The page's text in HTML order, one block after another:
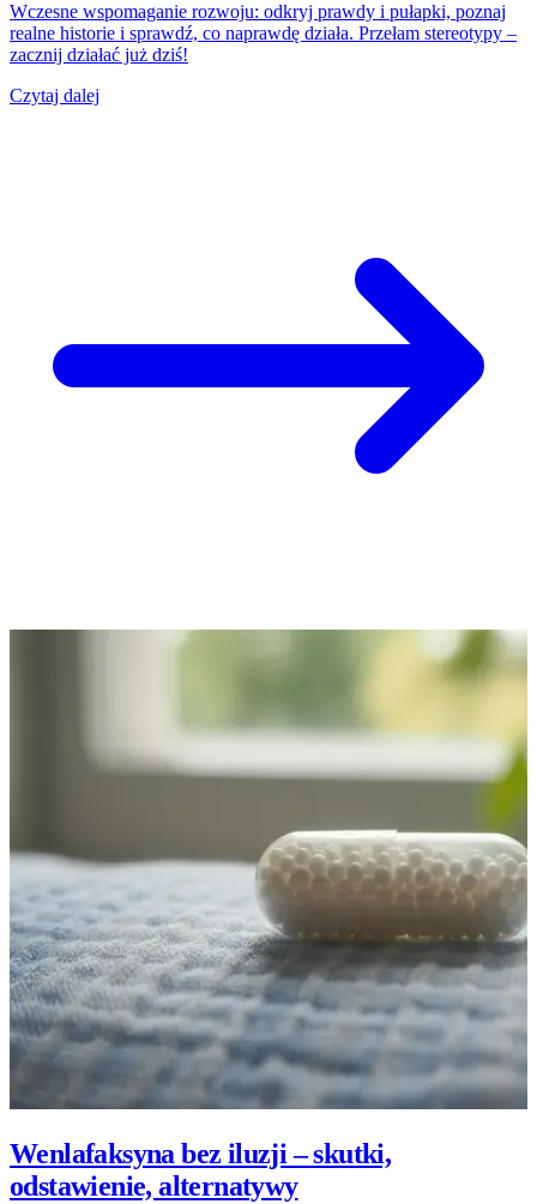
Wczesne wspomaganie rozwoju: odkryj prawdy i pułapki, poznaj
realne historie i sprawdź, co naprawdę działa. Przełam stereotypy –
zacznij działać już dziś!
Czytaj dalej
Wenlafaksyna bez iluzji – skutki,
odstawienie, alternatywy